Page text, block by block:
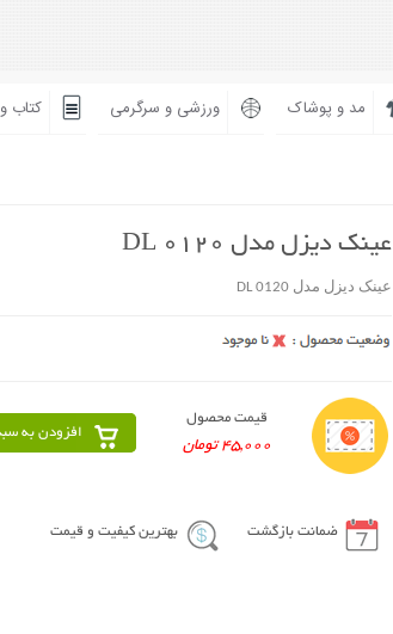
مد و پوشاک ورزشی و سرگرمی کتاب
عینک دیزل مدل DL 0120
عینک دیزل مدل DL 0120
قیمت محصول
45,000 تومان
افزودن به
ضمانت بازگشت بهترین کیفیت و قیمت